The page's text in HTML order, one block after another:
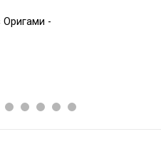
Оригами -